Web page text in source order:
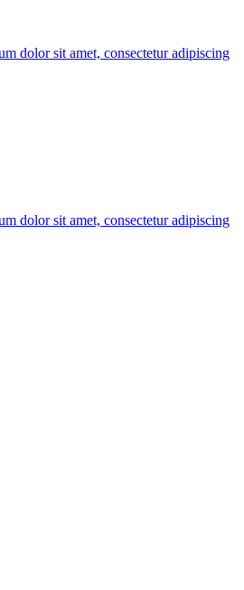
dolor sit amet, consectetur adipiscing
dolor sit amet, consectetur adipiscing